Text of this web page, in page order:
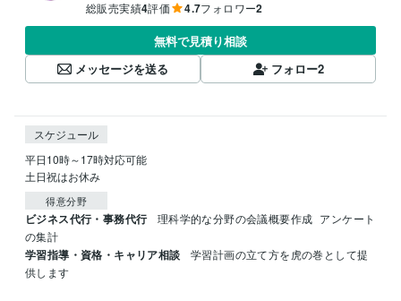
総販売実績4評価 4.7フォロワー2
無料で見積り相談
メッセージを送る
フォロー2
スケジュール
平日10時～17時対応可能
土日祝はお休み
得意分野
ビジネス代行・事務代行 理科学的な分野の会議概要作成 アンケート
の集計
学習指導・資格・キャリア相談
学習計画の立て方を虎の巻として提
供します